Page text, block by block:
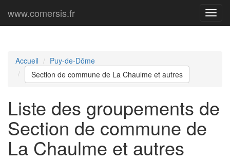
Menu
www.comersis.fr
Accueil
Puy-de-Dôme
Section de commune de La Chaulme et autres
Liste des groupements de
Section de commune de
La Chaulme et autres